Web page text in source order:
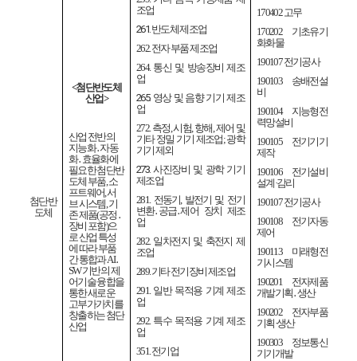
첨단반
도체
<첨단반도체
산업>
산업 전반의
지능화․자동
화․ 효율화에
필요한 첨단반
도체 부품,소
프트웨어,서
브 시스템,기
존 제품(공정 ․
장비 포함)으
로 산업 특성
에 따라 부품
간 통합과AI․
SW기반의 제
어기술 융합을
통한 새로운
고부가가치를
창출하는 첨단
산업
조업
261.반도체 제조업
262.전자 부품 제조업
264. 통신 및 방송장비 제조
업
265. 영상 및 음향 기기 제조
업
272.측정,시험,항해,제어 및
기타 정밀 기기 제조업;광학
기기 제외
273.사진장비 및 광학 기기
제조업
281. 전동기, 발전기 및 전기
변환․ 공급․제어 장치 제조
업
282. 일차전지 및 축전지 제
조업
289.기타 전기장비 제조업
291. 일반 목적용 기계 제조
업
292. 특수 목적용 기계 제조
업
351.전기업
170402고무
170202 기초유기
화화물
190107전기공사
190103 송배전설
비
190104 지능형전
력망설비
190105 전기기기
제작
190106 전기설비
설계·감리
190107전기공사
190108 전기자동
제어
190113 미래형전
기시스템
190201 전자제품
개발기획․생산
190202 전자부품
기획·생산
190303 정보통신
기기개발